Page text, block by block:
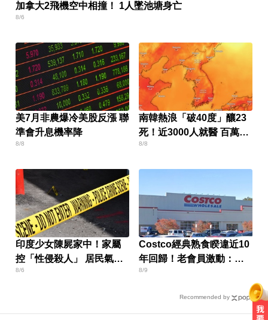
加拿大2飛機空中相撞！ 1人墜池塘身亡
8/6
美7月非農爆冷美股反漲 聯
準會升息機率降
8/8
南韓熱浪「破40度」釀23
死！近3000人就醫 百萬家
畜暴斃
8/8
印度少女陳屍家中！家屬
控「性侵殺人」 居民氣炸
怒封國道
8/6
Costco經典熟食睽違近10
年回歸！老會員激動：每
次去必找
8/9
Recommended by